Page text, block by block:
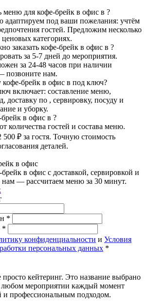
для кофе-брейк в офис в ?
адаптируем под ваши пожелания: учтём
гостей. Предложим несколько
категориях.
заказать кофе-брейк в офис в ?
за 5-7 дней до мероприятия.
за 24-48 часов при наличии
позвоните нам.
кофе-брейк в офис в под ключ?
включает: составление меню,
доставку по , сервировку, посуду и
и уборку.
в офис в ?
количества гостей и состава меню.
₽ за гостя. Точную стоимость
деталей.
в офис
в офис с доставкой, сервировкой и
— рассчитаем меню за 30 минут.
*
*
конфиденциальности и Условия
персональных данных *
кейтеринг. Это название выбрано
любом мероприятии каждый момент
и профессиональным подходом.